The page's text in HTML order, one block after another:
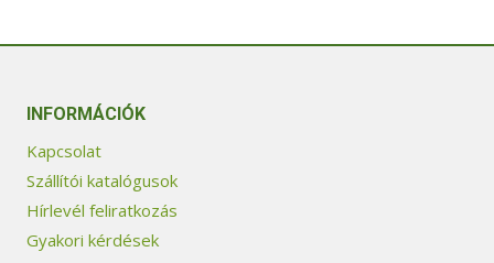
INFORMÁCIÓK
Kapcsolat
Szállítói katalógusok
Hírlevél feliratkozás
Gyakori kérdések